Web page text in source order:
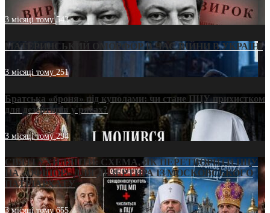
3 місяці тому543
МАТЕРИНСЬКИЙ ОМОРФОР В ЧАС ВІЙНИ В УКРАЇНІ
3 місяці тому251
Братська «броня» під куполами: чи стане ПЦУ прихистком
для дезертирів у рясах?
3 місяці тому294
СВЯТІ УХИЛЯНТИ: СХЕМА, ЯК ПЕРЕТВОРИТИ ПЦУ
НА «ОФШОР» ДЛЯ ДЕЗЕРТИРА ІЗ МОСКОВСЬКОГО
ПАТРІАРХАТУ
3 місяці тому655